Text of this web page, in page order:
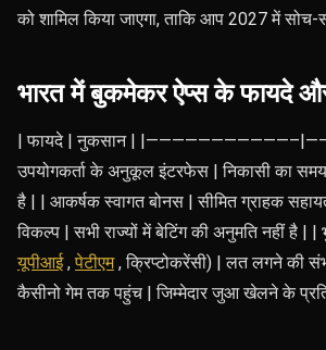
को शामिल किया जाएगा, ताकि आप 2027 में
भारत में बुकमेकर ऐप्स के फायदे
| फायदे | नुकसान |
उपयोगकर्ता के अनुकूल इंटरफेस | निकासी का
है | | आकर्षक स्वागत बोनस | सीमित ग्राहक
विकल्प | सभी राज्यों में बेटिंग की अनुमति नहीं है |
यूपीआई,पेटीएम, क्रिप्टोकरेंसी) | लत लगने की
कैसीनो गेम तक पहुंच | जिम्मेदार जुआ खेलने के